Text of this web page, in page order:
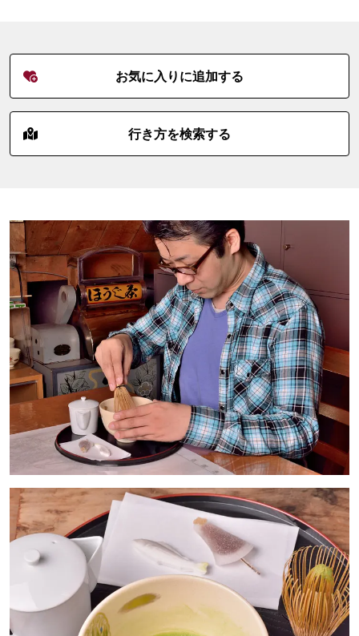
お気に入りに追加する
行き方を検索する